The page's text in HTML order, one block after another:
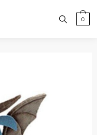
0